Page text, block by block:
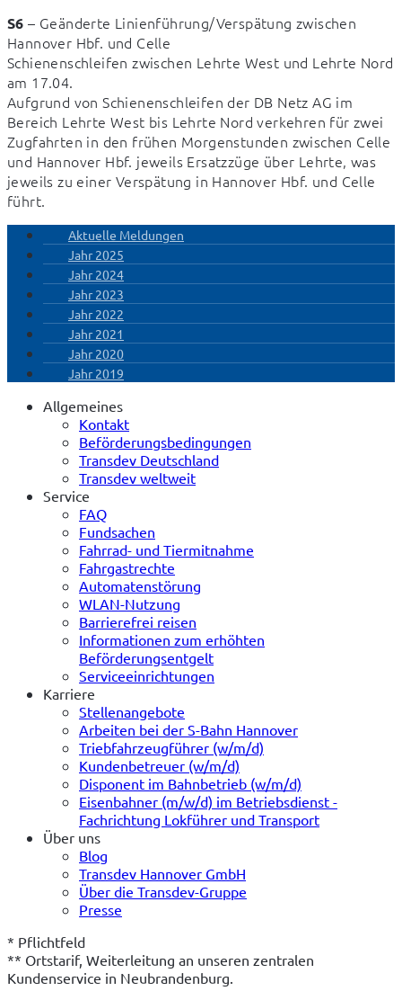
S6 – Geänderte Linienführung/Verspätung zwischen
Hannover Hbf. und Celle
Schienenschleifen zwischen Lehrte West und Lehrte Nord
am 17.04.
Aufgrund von Schienenschleifen der DB Netz AG im
Bereich Lehrte West bis Lehrte Nord verkehren für zwei
Zugfahrten in den frühen Morgenstunden zwischen Celle
und Hannover Hbf. jeweils Ersatzzüge über Lehrte, was
jeweils zu einer Verspätung in Hannover Hbf. und Celle
führt.
Aktuelle Meldungen
Jahr 2025
Jahr 2024
Jahr 2023
Jahr 2022
Jahr 2021
Jahr 2020
Jahr 2019
Allgemeines
Kontakt
Beförderungsbedingungen
Transdev Deutschland
Transdev weltweit
Service
FAQ
Fundsachen
Fahrrad- und Tiermitnahme
Fahrgastrechte
Automatenstörung
WLAN-Nutzung
Barrierefrei reisen
Informationen zum erhöhten
Beförderungsentgelt
Serviceeinrichtungen
Karriere
Stellenangebote
Arbeiten bei der S-Bahn Hannover
Triebfahrzeugführer (w/m/d)
Kundenbetreuer (w/m/d)
Disponent im Bahnbetrieb (w/m/d)
Eisenbahner (m/w/d) im Betriebsdienst -
Fachrichtung Lokführer und Transport
Über uns
Blog
Transdev Hannover GmbH
Über die Transdev-Gruppe
Presse
* Pflichtfeld
** Ortstarif, Weiterleitung an unseren zentralen
Kundenservice in Neubrandenburg.